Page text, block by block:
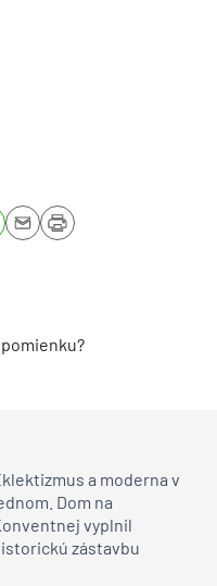
a moderna v
Dom na
vyplnil
zástavbu